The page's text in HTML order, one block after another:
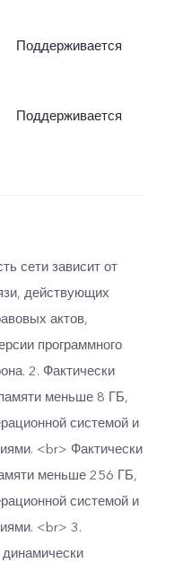
Поддерживается
Поддерживается
сети зависит от
действующих
актов,
программного
2. Фактически
меньше 8 ГБ,
системой и
<br> Фактически
меньше 256 ГБ,
системой и
<br> 3.